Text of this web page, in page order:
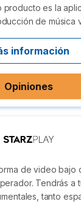
es la
de música
información
Opiniones
de video bajo
Tendrás a
tanto